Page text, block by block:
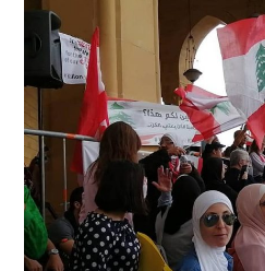
Révolution
au
Liban